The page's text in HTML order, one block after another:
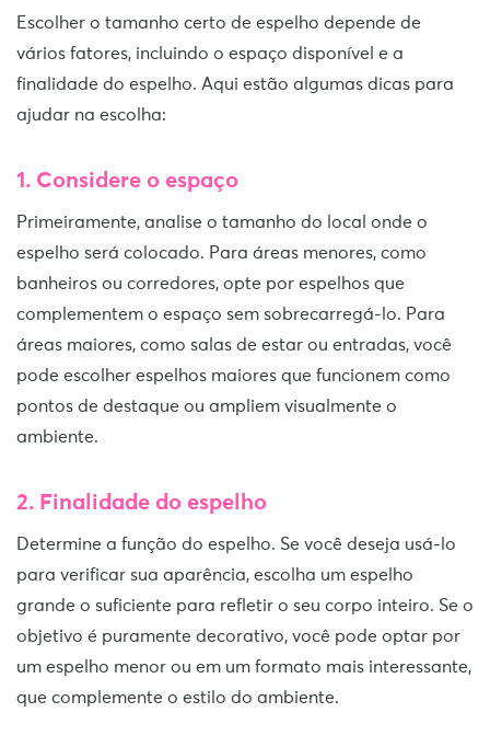
Escolher o tamanho certo de espelho depende de
vários fatores, incluindo o espaço disponível e a
finalidade do espelho. Aqui estão algumas dicas para
ajudar na escolha:
1. Considere o espaço
Primeiramente, analise o tamanho do local onde o
espelho será colocado. Para áreas menores, como
banheiros ou corredores, opte por espelhos que
complementem o espaço sem sobrecarregá-lo. Para
áreas maiores, como salas de estar ou entradas, você
pode escolher espelhos maiores que funcionem como
pontos de destaque ou ampliem visualmente o
ambiente.
2. Finalidade do espelho
Determine a função do espelho. Se você deseja usá-lo
para verificar sua aparência, escolha um espelho
grande o suficiente para refletir o seu corpo inteiro. Se o
objetivo é puramente decorativo, você pode optar por
um espelho menor ou em um formato mais interessante,
que complemente o estilo do ambiente.